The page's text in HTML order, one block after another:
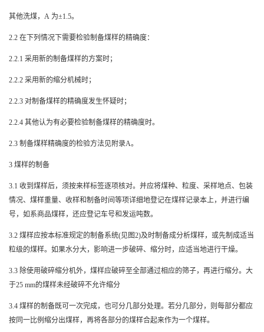
其他洗煤， A 为±1.5。
2.2 在下列情况下需要检验制备煤样的精确度：
2.2.1 采用新的制备煤样的方案时；
2.2.2 采用新的缩分机械时；
2.2.3 对制备煤样的精确度发生怀疑时；
2.2.4 其他认为有必要检验制备煤样的精确度时。
2.3 制备煤样精确度的检验方法见附录A。
3 煤样的制备
3.1 收到煤样后，须按来样标签逐项核对。并应将煤种、粒度、采样地点、包装
情况、煤样重量、收样和制备时间等项详细地登记在煤样记录本上，并进行编
号，如系商品煤样，还应登记车号和发运吨数。
3.2 煤样应按本标准规定的制备系统(见图2)及时制备成分析煤样，或先制成适当
粒级的煤样。如果水分大，影响进一步破碎、缩分时，应适当地进行干燥。
3.3 除使用破碎缩分机外，煤样应破碎至全部通过相应的筛子，再进行缩分。大
于25 mm的煤样未经破碎不允许缩分
3.4 煤样的制备既可一次完成，也可分几部分处理。若分几部分，则每部分都应
按同一比例缩分出煤样，再将各部分的煤样合起来作为一个煤样。